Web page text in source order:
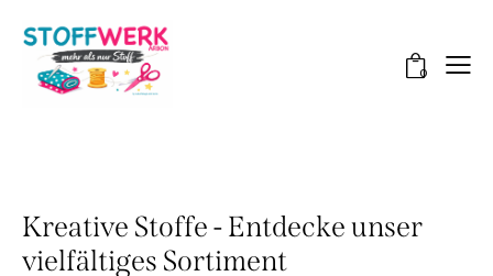
0
Kreative Stoffe - Entdecke unser
vielfältiges Sortiment